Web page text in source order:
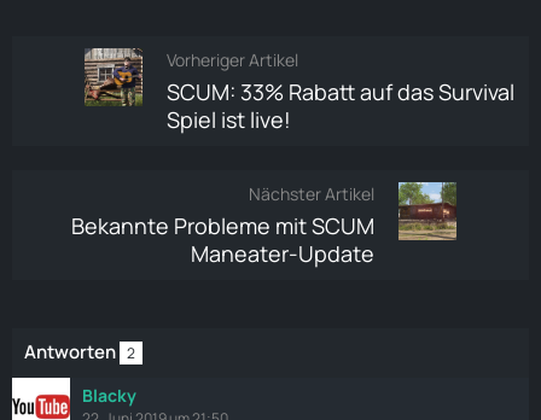
Vorheriger Artikel
SCUM: 33% Rabatt auf das Survival
Spiel ist live!
Nächster Artikel
Bekannte Probleme mit SCUM
Maneater-Update
Antworten 2
Blacky